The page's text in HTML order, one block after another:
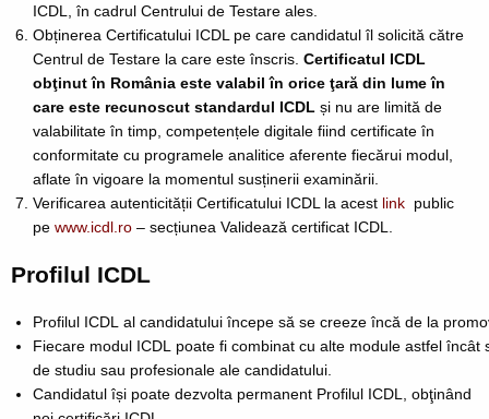
ICDL, în cadrul Centrului de Testare ales.
Obținerea Certificatului ICDL pe care candidatul îl solicită către
Centrul de Testare la care este înscris. Certificatul ICDL
obţinut în România este valabil în orice ţară din lume în
care este recunoscut standardul ICDL și nu are limită de
valabilitate în timp, competențele digitale fiind certificate în
conformitate cu programele analitice aferente fiecărui modul,
aflate în vigoare la momentul susținerii examinării.
Verificarea autenticității Certificatului ICDL la acest link public
pe www.icdl.ro – secțiunea Validează certificat ICDL.
Profilul ICDL
Profilul ICDL al candidatului începe să se creeze încă de la
Fiecare modul ICDL poate fi combinat cu alte module astfel încât
de studiu sau profesionale ale candidatului.
Candidatul își poate dezvolta permanent Profilul ICDL, obţinând